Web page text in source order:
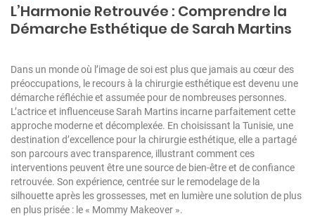
L’Harmonie Retrouvée : Comprendre la
Démarche Esthétique de Sarah Martins
Dans un monde où l’image de soi est plus que jamais au cœur des
préoccupations, le recours à la chirurgie esthétique est devenu une
démarche réfléchie et assumée pour de nombreuses personnes.
L’actrice et influenceuse Sarah Martins incarne parfaitement cette
approche moderne et décomplexée. En choisissant la Tunisie, une
destination d’excellence pour la chirurgie esthétique, elle a partagé
son parcours avec transparence, illustrant comment ces
interventions peuvent être une source de bien-être et de confiance
retrouvée. Son expérience, centrée sur le remodelage de la
silhouette après les grossesses, met en lumière une solution de plus
en plus prisée : le « Mommy Makeover ».